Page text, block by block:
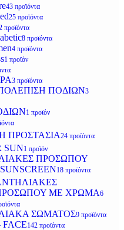
43 προϊόντα
25 προϊόντα
προϊόντα
8 προϊόντα
4 προϊόντα
1 προϊόν
3 προϊόντα
ΠΟΔΙΩΝ3
1 προϊόν
ΠΡΟΣΤΑΣΙΑ24 προϊόντα
SUN1 προϊόν
ΠΡΟΣΩΠΟΥ
18 προϊόντα
ΜΕ ΧΡΩΜΑ6
ΣΩΜΑΤΟΣ9 προϊόντα
142 προϊόντα